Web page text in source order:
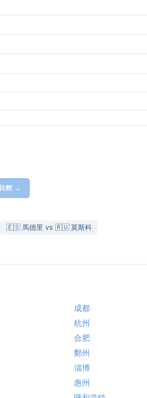
比較 →
🇪🇸 馬德里 vs 🇷🇺 莫斯科
成都
杭州
合肥
鄭州
淄博
惠州